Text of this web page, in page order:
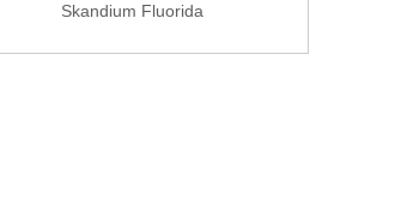
Skandium Fluorida